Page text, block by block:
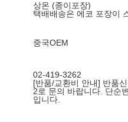
상온 (종이포장)
택배배송은 에코 포장이
중국OEM
02-419-3262
[반품/교환비 안내] 반품
2로 문의 바랍니다. 단순
입니다.